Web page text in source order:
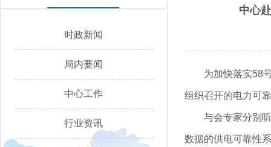
时政新闻
局内要闻
中心工作
行业资讯
中心
为加快落实58
组织召开的电力可
与会专家分别
数据的供电可靠性